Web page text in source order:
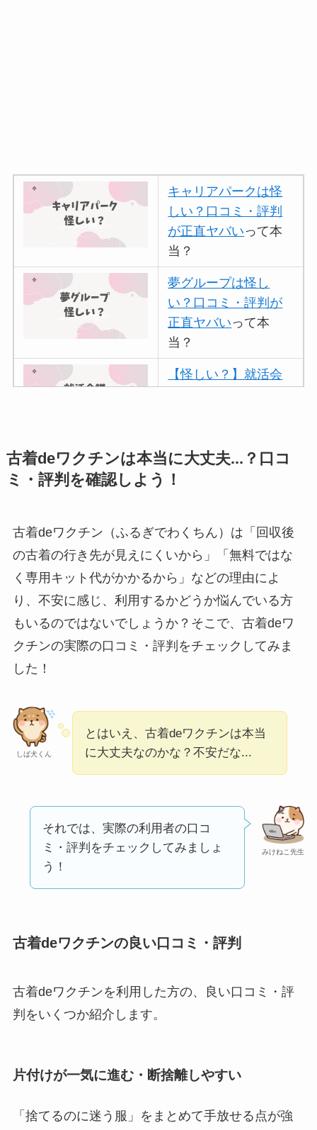
キャリアパークは怪
しい？口コミ・評判
が正直ヤバいって本
当？
夢グループは怪し
い？口コミ・評判が
正直ヤバいって本
当？
【怪しい？】就活会
アトムクリニックは
怪しい？口コミ・評
【怪しい？】帝国デ
ータバンクの口コ
ミ・評判
は実際ど
う？
【怪しい？】セルプ
【怪しい？】TikTok
Liteの口コミ・評判
実際どう？
ユリカコーポレーシ
ョンは怪しい？口コ
ミ・評価が正直ヤバ
判は実際どう？
Temuは怪しい？口コ
古着deワクチンは本当に大丈夫...？口コ
ミ・評判を確認しよう！
古着deワクチン（ふるぎでわくちん）は「回収後
の古着の行き先が見えにくいから」「無料ではな
く専用キット代がかかるから」などの理由によ
り、不安に感じ、利用するかどうか悩んでいる方
もいるのではないでしょうか？そこで、古着deワ
クチンの実際の口コミ・評判をチェックしてみま
した！
しば犬くん
とはいえ、古着deワクチンは本当
に大丈夫なのかな？不安だな...
みけねこ先生
それでは、実際の利用者の口コ
ミ・評判をチェックしてみましょ
う！
古着deワクチンの良い口コミ・評判
古着deワクチンを利用した方の、良い口コミ・評
判をいくつか紹介します。
片付けが一気に進む・断捨離しやすい
「捨てるのに迷う服」をまとめて手放せる点が強